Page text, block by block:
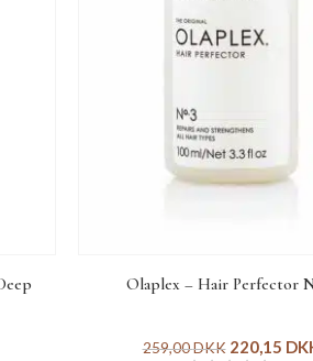
Olaplex – Hair Perfector
259,00DKK 220,15